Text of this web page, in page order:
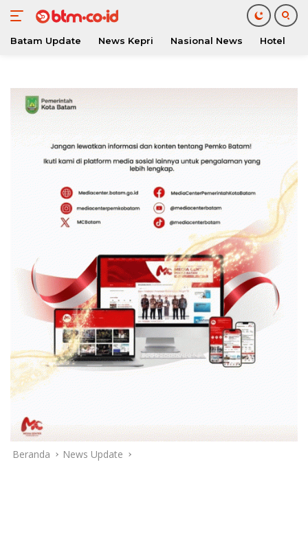
konten
Batam Update News Kepri Nasional News Hotel
Beranda News Update